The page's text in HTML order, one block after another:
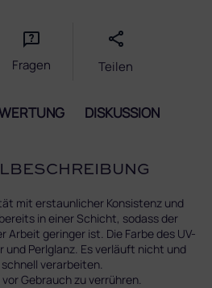
Fragen Teilen
DISKUSSION
mit erstaunlicher Konsistenz und
in einer Schicht, sodass der
Arbeit geringer ist. Die Farbe des UV-
und Perlglanz. Es verläuft nicht und
verarbeiten.
Gebrauch zu verrühren.